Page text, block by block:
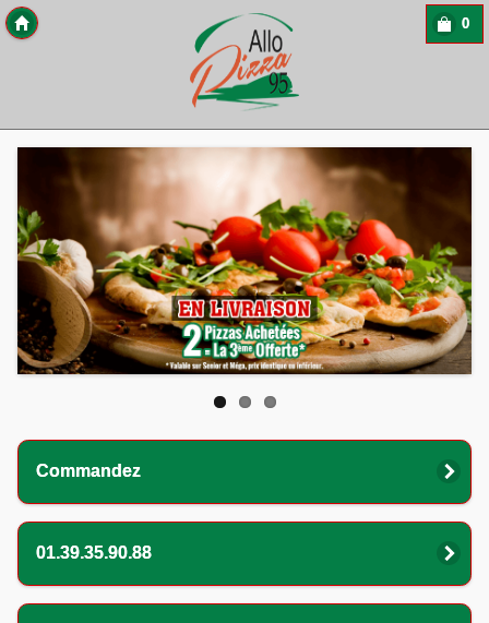
0
Commandez
01.39.35.90.88
Copyright 2013 Des-Click Com